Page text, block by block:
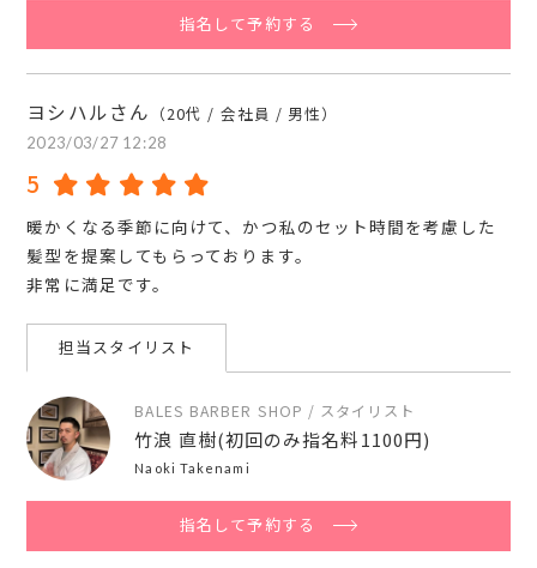
指名して予約する
ヨシハルさん （20代 / 会社員 / 男性）
2023/03/27 12:28
5
暖かくなる季節に向けて、かつ私のセット時間を考慮した
髪型を提案してもらっております。
非常に満足です。
担当スタイリスト
BALES BARBER SHOP / スタイリスト
竹浪 直樹(初回のみ指名料1100円)
Naoki Takenami
指名して予約する